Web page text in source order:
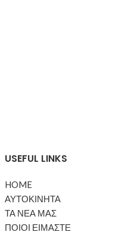
USEFUL LINKS
HOME
ΑΥΤΟΚΙΝΗΤΑ
ΤΑ ΝΕΑ ΜΑΣ
ΠΟΙΟΙ ΕΙΜΑΣΤΕ